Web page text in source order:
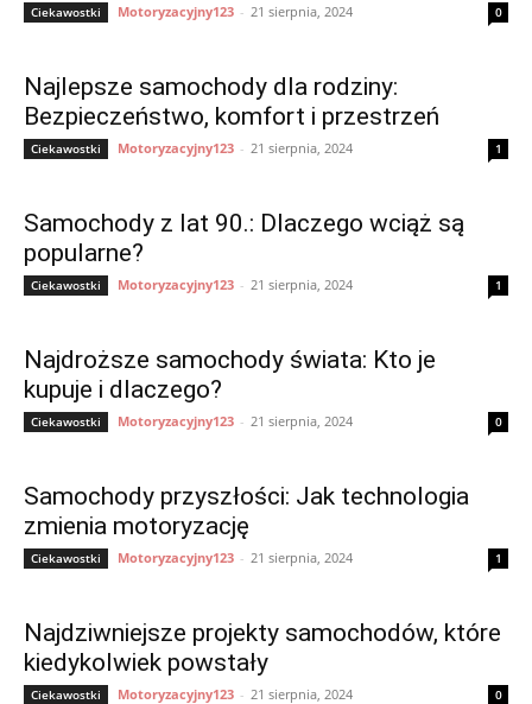
Ciekawostki Motoryzacyjny123 - 21 sierpnia, 2024 0
Najlepsze samochody dla rodziny:
Bezpieczeństwo, komfort i przestrzeń
Ciekawostki Motoryzacyjny123 - 21 sierpnia, 2024 1
Samochody z lat 90.: Dlaczego wciąż są
popularne?
Ciekawostki Motoryzacyjny123 - 21 sierpnia, 2024 1
Najdroższe samochody świata: Kto je
kupuje i dlaczego?
Ciekawostki Motoryzacyjny123 - 21 sierpnia, 2024 0
Samochody przyszłości: Jak technologia
zmienia motoryzację
Ciekawostki Motoryzacyjny123 - 21 sierpnia, 2024 1
Najdziwniejsze projekty samochodów, które
kiedykolwiek powstały
Ciekawostki Motoryzacyjny123 - 21 sierpnia, 2024 0